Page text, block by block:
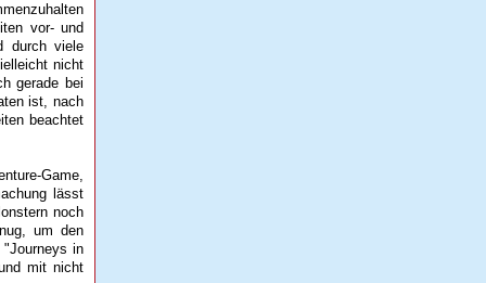
vor- und
durch viele
nicht
gerade bei
ist, nach
beachtet
Game,
lässt
noch
um den
"Journeys in
mit nicht